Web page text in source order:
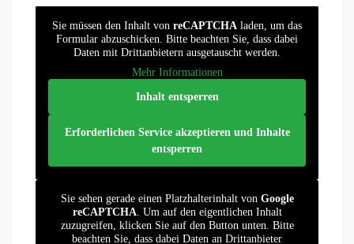
Sie müssen den Inhalt von reCAPTCHA laden, um das
Formular abzuschicken. Bitte beachten Sie, dass dabei
Daten mit Drittanbietern ausgetauscht werden.
Mehr Informationen
Inhalt entsperren
Erforderlichen Service akzeptieren und Inhalte
entsperren
Sie sehen gerade einen Platzhalterinhalt von Google
reCAPTCHA. Um auf den eigentlichen Inhalt
zuzugreifen, klicken Sie auf den Button unten. Bitte
beachten Sie, dass dabei Daten an Drittanbieter